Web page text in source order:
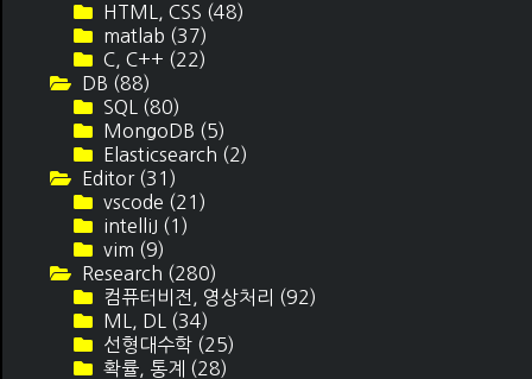
HTML, CSS (48)
matlab (37)
C, C++ (22)
DB (88)
SQL (80)
MongoDB (5)
Elasticsearch (2)
Editor (31)
vscode (21)
intelliJ (1)
vim (9)
Research (280)
컴퓨터비전, 영상처리 (92)
ML, DL (34)
선형대수학 (25)
확률, 통계 (28)